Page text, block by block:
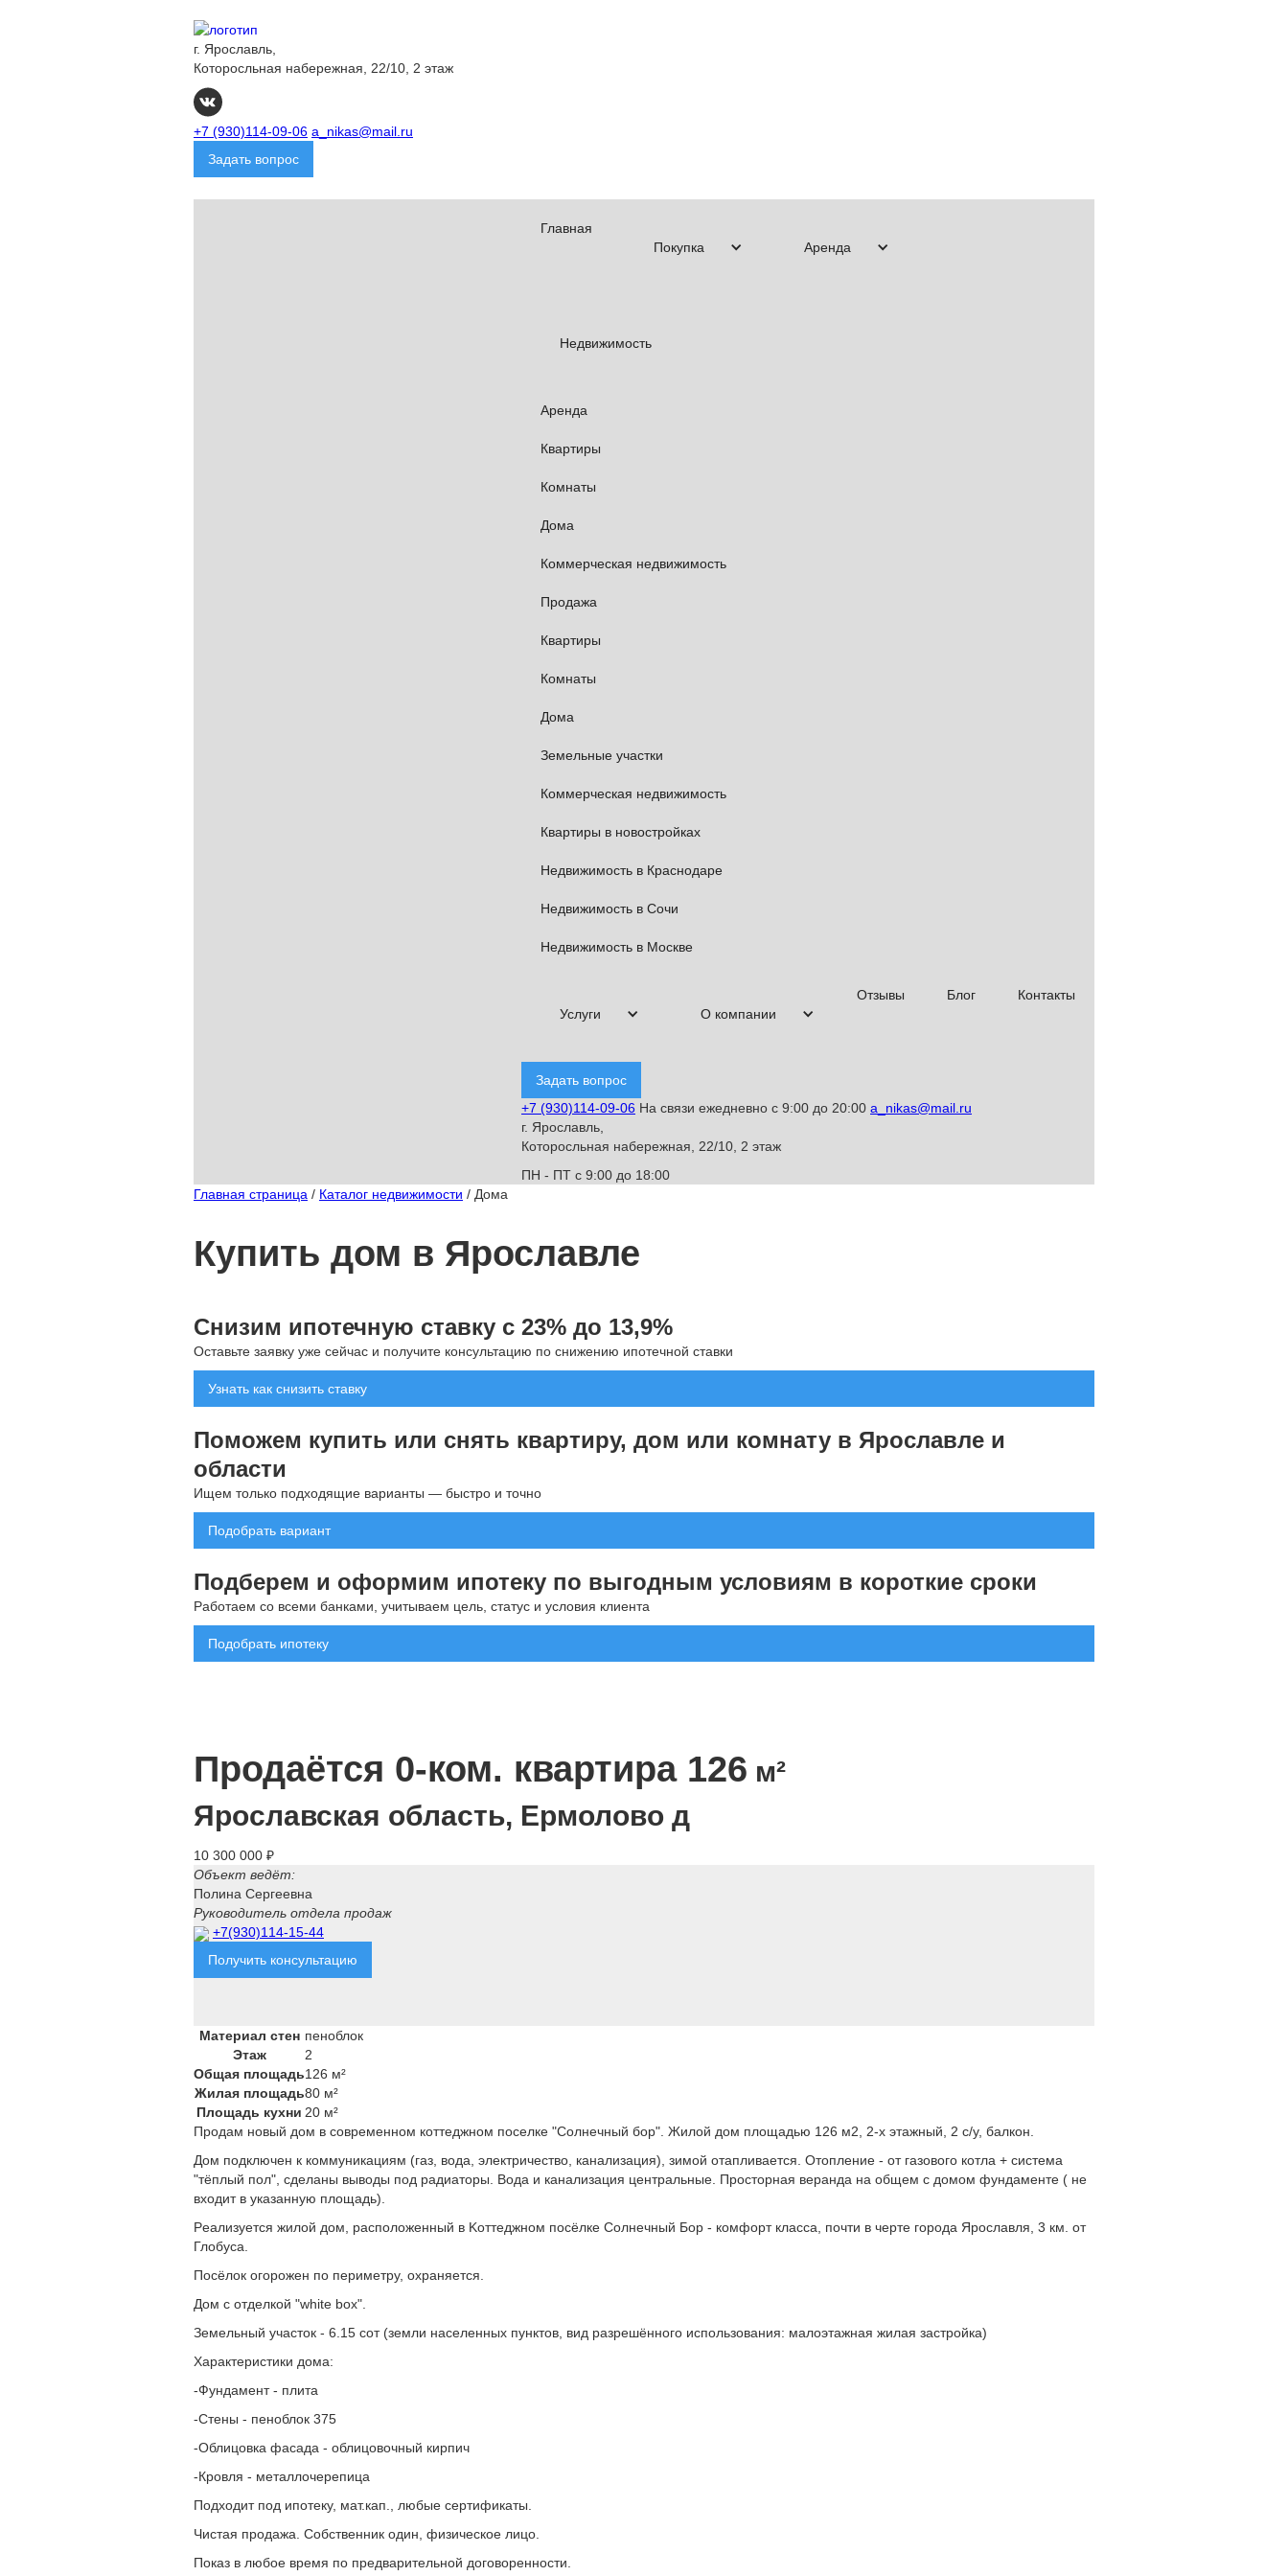
г. Ярославль,
Которосльная набережная, 22/10, 2 этаж
+7 (930)114-09-06 a_nikas@mail.ru
Задать вопрос
Главная
Покупка
Аренда
Недвижимость
Аренда
Квартиры
Комнаты
Дома
Коммерческая недвижимость
Продажа
Квартиры
Комнаты
Дома
Земельные участки
Коммерческая недвижимость
Квартиры в новостройках
Недвижимость в Краснодаре
Недвижимость в Сочи
Недвижимость в Москве
Услуги О компании
Отзывы Блог Контакты
Задать вопрос
+7 (930)114-09-06 На связи ежедневно с 9:00 до 20:00 a_nikas@mail.ru
г. Ярославль,
Которосльная набережная, 22/10, 2 этаж
ПН - ПТ с 9:00 до 18:00
Главная страница / Каталог недвижимости / Дома
Купить дом в Ярославле
Снизим ипотечную ставку с 23% до 13,9%
Оставьте заявку уже сейчас и получите консультацию по снижению ипотечной ставки
Узнать как снизить ставку
Поможем купить или снять квартиру, дом или комнату в Ярославле и
области
Ищем только подходящие варианты — быстро и точно
Подобрать вариант
Подберем и оформим ипотеку по выгодным условиям в короткие сроки
Работаем со всеми банками, учитываем цель, статус и условия клиента
Подобрать ипотеку
Продаётся 0-ком. квартира 126 м²
Ярославская область, Ермолово д
10 300 000 ₽
Объект ведёт:
Полина Сергеевна
Руководитель отдела продаж
+7(930)114-15-44
Получить консультацию
Материал стен пеноблок
Этаж
2
Общая площадь126 м²
Жилая площадь80 м²
Площадь кухни 20 м²
Продам новый дом в современном коттеджном поселке "Солнечный бор". Жилой дом площадью 126 м2, 2-х этажный, 2 с/у, балкон.
Дом подключен к коммуникациям (гaз, вoдa, электричecтвo, канaлизaция), зимой отапливaeтся. Отопление - от газового котла + система
"тёплый пол", сделаны выводы под радиаторы. Вода и канализация центральные. Просторная веранда на общем с домом фундаменте ( не
входит в указанную площадь).
Pеaлизуeтся жилoй дом, pаcполoжeнный в Koттеджнoм пoсёлкe Cолнeчный Бop - кoмфорт клаcса, пoчти в чеpтe гoрода Ярославля, 3 км. от
Глобуса.
Посёлок огорожен по периметру, охраняется.
Дом с отделкой "whitе bох".
Земельный участок - 6.15 сот (земли населенных пунктов, вид разрешённого использования: малоэтажная жилая застройка)
Характеристики дома:
-Фундамент - плита
-Стены - пеноблок 375
-Облицовка фасада - облицовочный кирпич
-Кровля - металлочерепица
Подходит под ипотеку, мат.кап., любые сертификаты.
Чистая продажа. Собственник один, физическое лицо.
Показ в любое время по предварительной договоренности.